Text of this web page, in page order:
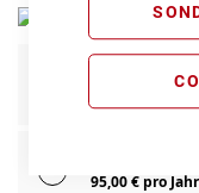
E-Bike
95,00 € pro